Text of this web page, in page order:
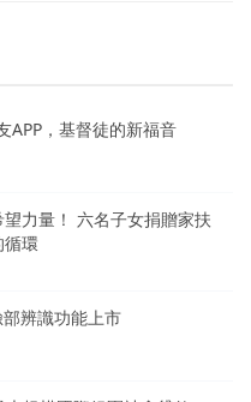
APP，基督徒的新福音
力量！ 六名子女捐贈家扶
循環
辨識功能上市